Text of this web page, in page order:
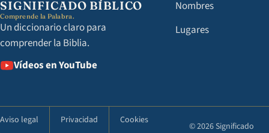
SIGNIFICADO BÍBLICO
Comprende la Palabra.
Un diccionario claro para
comprender la Biblia.
Vídeos en YouTube
Nombres
Lugares
Aviso legal Privacidad Cookies
© 2026 Significado